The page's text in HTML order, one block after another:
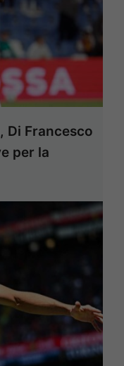
Di Francesco
per la